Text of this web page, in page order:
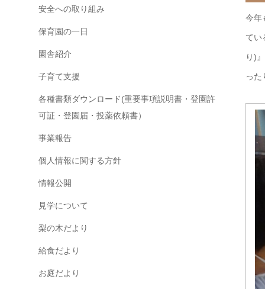
今年
てい
り)
っ
安全への取り組み
保育園の一日
園舎紹介
子育て支援
各種書類ダウンロード(重要事項説明書・登園許
可証・登園届・投薬依頼書）
事業報告
個人情報に関する方針
情報公開
見学について
梨の木だより
給食だより
お庭だより